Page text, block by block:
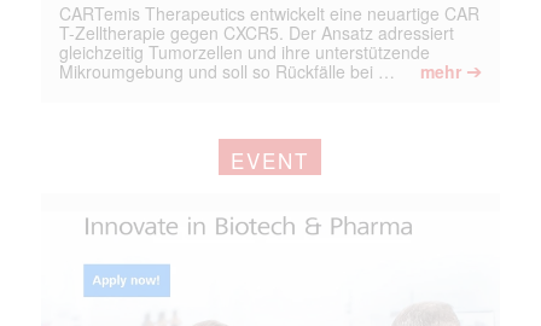
CARTemis Therapeutics entwickelt eine neuartige CAR
T-Zelltherapie gegen CXCR5. Der Ansatz adressiert
gleichzeitig Tumorzellen und ihre unterstützende
Mikroumgebung und soll so Rückfälle bei …
mehr ➔
EVENT